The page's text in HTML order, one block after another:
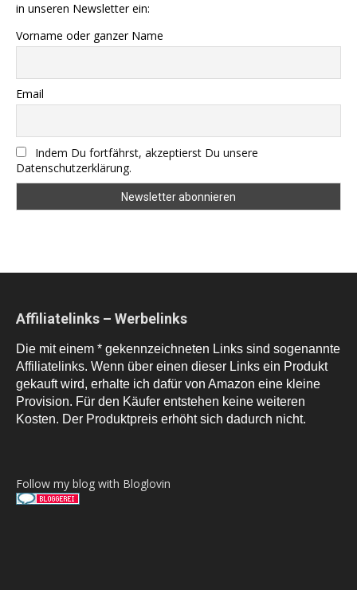
in unseren Newsletter ein:
Vorname oder ganzer Name
Email
Indem Du fortfährst, akzeptierst Du unsere
Datenschutzerklärung.
Affiliatelinks – Werbelinks
Die mit einem * gekennzeichneten Links sind sogenannte
Affiliatelinks. Wenn über einen dieser Links ein Produkt
gekauft wird, erhalte ich dafür von Amazon eine kleine
Provision. Für den Käufer entstehen keine weiteren
Kosten. Der Produktpreis erhöht sich dadurch nicht.
Follow my blog with Bloglovin